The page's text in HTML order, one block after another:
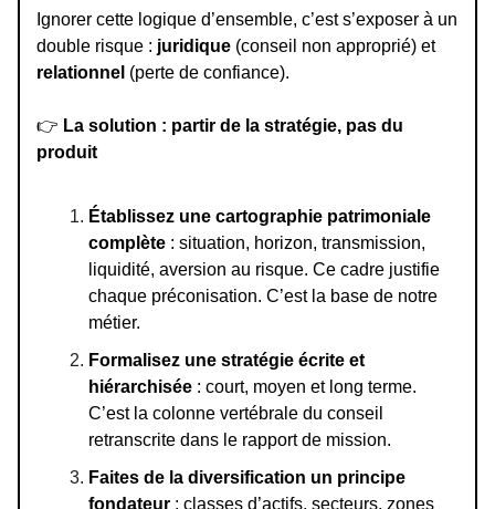
Ignorer cette logique d’ensemble, c’est s’exposer à un
double risque : juridique (conseil non approprié) et
relationnel (perte de confiance).
👉 La solution : partir de la stratégie, pas du
produit
Établissez une cartographie patrimoniale
complète : situation, horizon, transmission,
liquidité, aversion au risque. Ce cadre justifie
chaque préconisation. C’est la base de notre
métier.
Formalisez une stratégie écrite et
hiérarchisée : court, moyen et long terme.
C’est la colonne vertébrale du conseil
retranscrite dans le rapport de mission.
Faites de la diversification un principe
fondateur : classes d’actifs, secteurs, zones